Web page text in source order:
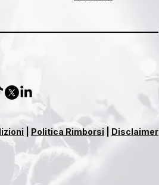
Politica Rimborsi Disclaimer